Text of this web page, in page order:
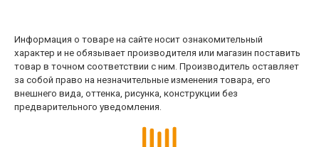
Информация о товаре на сайте носит ознакомительный
характер и не обязывает производителя или магазин поставить
товар в точном соответствии с ним. Производитель оставляет
за собой право на незначительные изменения товара, его
внешнего вида, оттенка, рисунка, конструкции без
предварительного уведомления.